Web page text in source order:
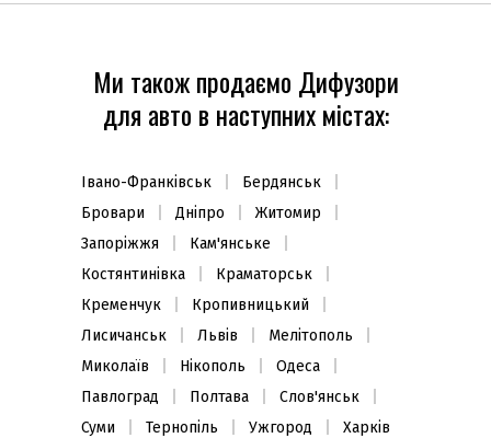
Ми також продаємо Дифузори
для авто в наступних містах:
Івано-Франківськ
Бердянськ
Бровари
Дніпро
Житомир
Запоріжжя
Кам'янське
Костянтинівка
Краматорськ
Кременчук
Кропивницький
Лисичанськ
Львів
Мелітополь
Миколаїв
Нікополь
Одеса
Павлоград
Полтава
Слов'янськ
Суми
Тернопіль Ужгород
Харків